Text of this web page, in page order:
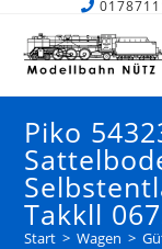
Piko
Takkll
Start > Wagen >